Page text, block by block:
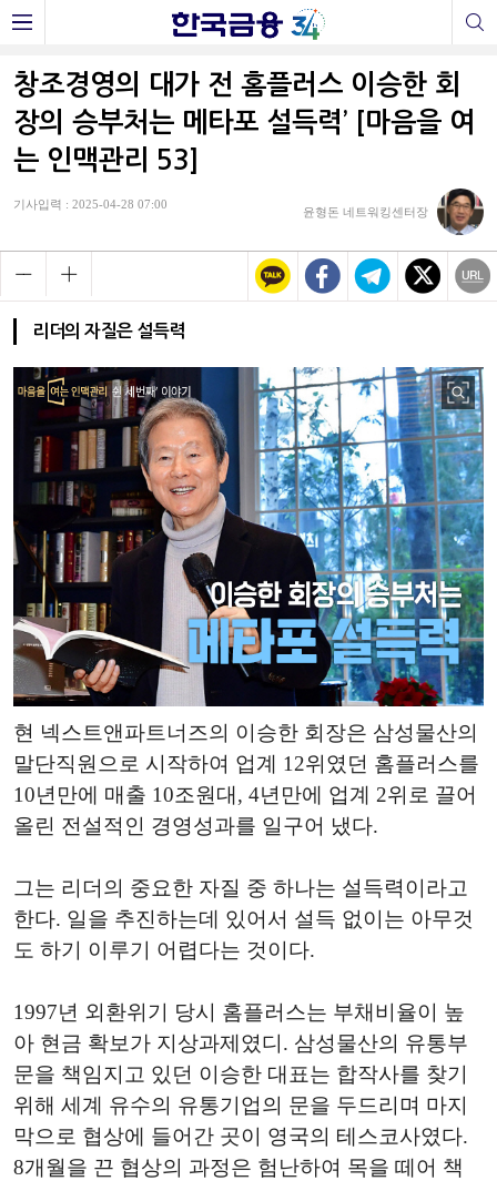
창조경영의 대가 전 홈플러스 이승한 회
장의 승부처는 메타포 설득력’ [마음을 여
는 인맥관리 53]
기사입력 : 2025-04-28 07:00
윤형돈 네트워킹센터장
리더의 자질은 설득력
현 넥스트앤파트너즈의 이승한 회장은 삼성물산의
말단직원으로 시작하여 업계 12위였던 홈플러스를
10년만에 매출 10조원대, 4년만에 업계 2위로 끌어
올린 전설적인 경영성과를 일구어 냈다.
그는 리더의 중요한 자질 중 하나는 설득력이라고
한다. 일을 추진하는데 있어서 설득 없이는 아무것
도 하기 이루기 어렵다는 것이다.
1997년 외환위기 당시 홈플러스는 부채비율이 높
아 현금 확보가 지상과제였디. 삼성물산의 유통부
문을 책임지고 있던 이승한 대표는 합작사를 찾기
위해 세계 유수의 유통기업의 문을 두드리며 마지
막으로 협상에 들어간 곳이 영국의 테스코사였다.
8개월을 끈 협상의 과정은 험난하여 목을 떼어 책